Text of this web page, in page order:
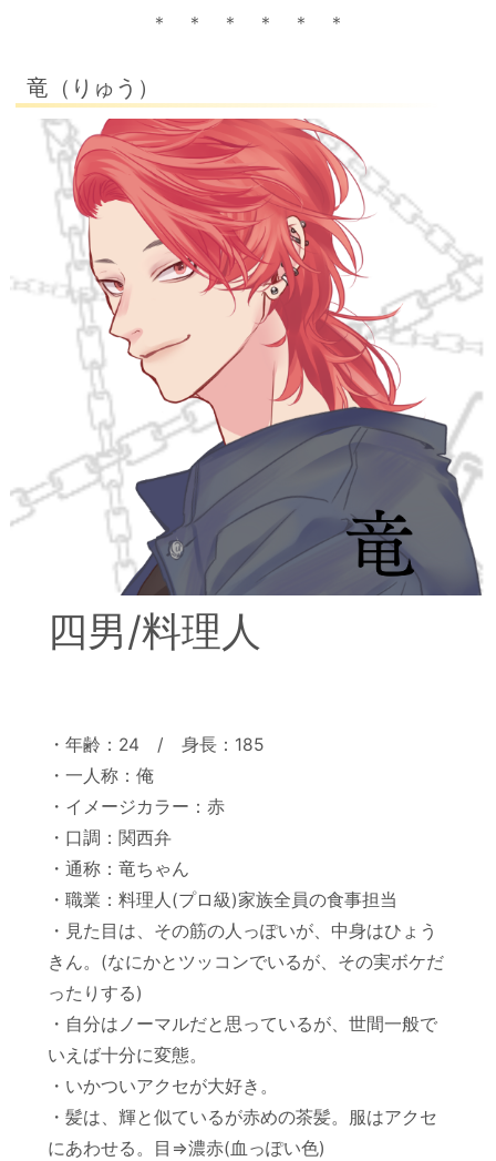
＊ ＊ ＊ ＊ ＊ ＊
竜（りゅう）
四男/料理人
・年齢：24 / 身長：185
・一人称：俺
・イメージカラー：赤
・口調：関西弁
・通称：竜ちゃん
・職業：料理人(プロ級)家族全員の食事担当
・見た目は、その筋の人っぽいが、中身はひょう
きん。(なにかとツッコンでいるが、その実ボケだ
ったりする)
・自分はノーマルだと思っているが、世間一般で
いえば十分に変態。
・いかついアクセが大好き。
・髪は、輝と似ているが赤めの茶髪。服はアクセ
にあわせる。目⇒濃赤(血っぽい色)